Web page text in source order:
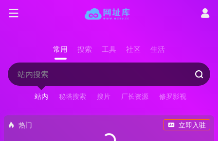
常用 搜索 工具 社区 生活
站内 秘塔搜索 搜片 厂长资源 修罗影视
热门 立即入驻